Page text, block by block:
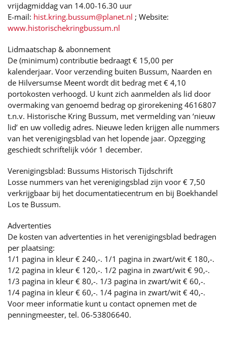
vrijdagmiddag van 14.00-16.30 uur
E-mail: hist.kring.bussum@planet.nl ; Website:
www.historischekringbussum.nl
Lidmaatschap & abonnement
De (minimum) contributie bedraagt € 15,00 per
kalenderjaar. Voor verzending buiten Bussum, Naarden en
de Hilversumse Meent wordt dit bedrag met € 4,10
portokosten verhoogd. U kunt zich aanmelden als lid door
overmaking van genoemd bedrag op girorekening 4616807
t.n.v. Historische Kring Bussum, met vermelding van ‘nieuw
lid’ en uw volledig adres. Nieuwe leden krijgen alle nummers
van het verenigingsblad van het lopende jaar. Opzegging
geschiedt schriftelijk vóór 1 december.
Verenigingsblad: Bussums Historisch Tijdschrift
Losse nummers van het verenigingsblad zijn voor € 7,50
verkrijgbaar bij het documentatiecentrum en bij Boekhandel
Los te Bussum.
Advertenties
De kosten van advertenties in het verenigingsblad bedragen
per plaatsing:
1/1 pagina in kleur € 240,-. 1/1 pagina in zwart/wit € 180,-.
1/2 pagina in kleur € 120,-. 1/2 pagina in zwart/wit € 90,-.
1/3 pagina in kleur € 80,-. 1/3 pagina in zwart/wit € 60,-.
1/4 pagina in kleur € 60,-. 1/4 pagina in zwart/wit € 40,-.
Voor meer informatie kunt u contact opnemen met de
penningmeester, tel. 06-53806640.